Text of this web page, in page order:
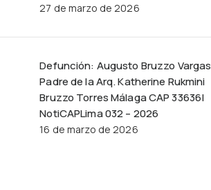
27 de marzo de 2026
Defunción: Augusto Bruzzo Vargas
Padre de la Arq. Katherine Rukmini
Bruzzo Torres Málaga CAP 33636|
NotiCAPLima 032 – 2026
16 de marzo de 2026